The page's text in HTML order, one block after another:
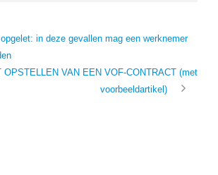
in deze gevallen mag een werknemer
VAN EEN VOF-CONTRACT (met
voorbeeldartikel)